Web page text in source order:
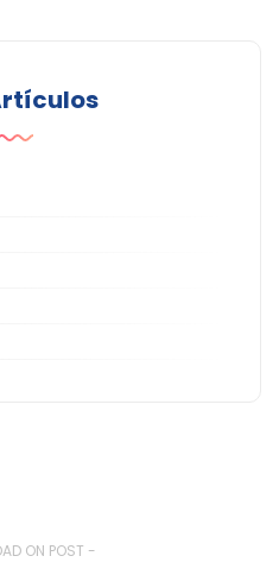
ON POST -